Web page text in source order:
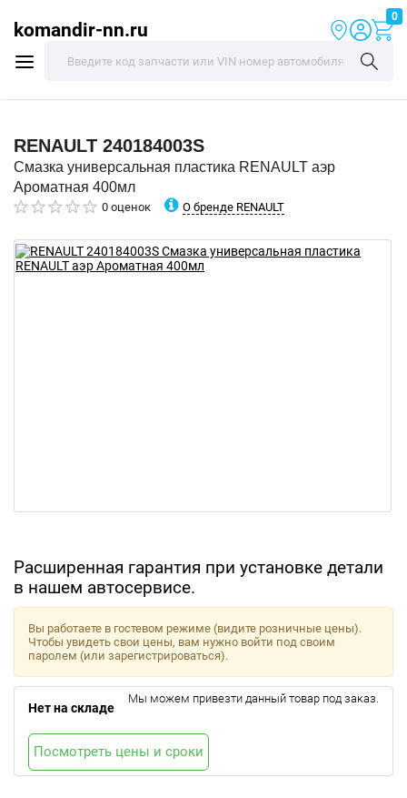
komandir-nn.ru
0
RENAULT 240184003S
Смазка универсальная пластика RENAULT аэр
Ароматная 400мл
0 оценок О бренде RENAULT
Расширенная гарантия при установке детали
в нашем автосервисе.
Вы работаете в гостевом режиме (видите розничные цены).
Чтобы увидеть свои цены, вам нужно войти под своим
паролем (или зарегистрироваться).
Нет на складе
Мы можем привезти данный товар под заказ.
Посмотреть цены и сроки